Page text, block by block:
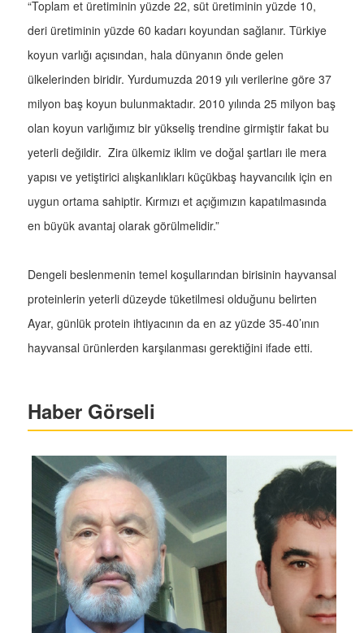
“Toplam et üretiminin yüzde 22, süt üretiminin yüzde 10,
deri üretiminin yüzde 60 kadarı koyundan sağlanır. Türkiye
koyun varlığı açısından, hala dünyanın önde gelen
ülkelerinden biridir. Yurdumuzda 2019 yılı verilerine göre 37
milyon baş koyun bulunmaktadır. 2010 yılında 25 milyon baş
olan koyun varlığımız bir yükseliş trendine girmiştir fakat bu
yeterli değildir. Zira ülkemiz iklim ve doğal şartları ile mera
yapısı ve yetiştirici alışkanlıkları küçükbaş hayvancılık için en
uygun ortama sahiptir. Kırmızı et açığımızın kapatılmasında
en büyük avantaj olarak görülmelidir.”
Dengeli beslenmenin temel koşullarından birisinin hayvansal
proteinlerin yeterli düzeyde tüketilmesi olduğunu belirten
Ayar, günlük protein ihtiyacının da en az yüzde 35-40’ının
hayvansal ürünlerden karşılanması gerektiğini ifade etti.
Haber Görseli